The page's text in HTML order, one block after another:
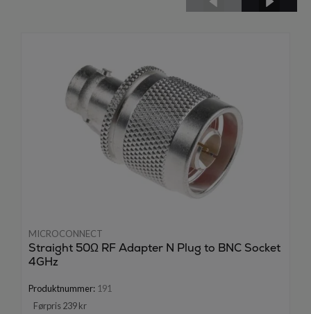
MICROCONNECT
Straight 50Ω RF Adapter N Plug to BNC Socket
4GHz
Produktnummer: 191
Førpris 239 kr